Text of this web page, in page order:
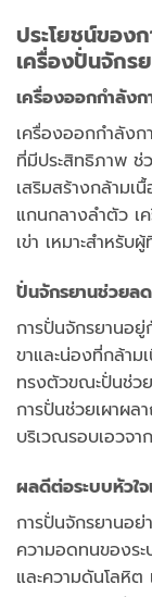
ประโยชน์ของ
เครื่องปั่นจักร
เครื่องออกกำลังก
เครื่องออกกำลังก
ที่มีประสิทธิภาพ
เสริมสร้างกล้ามเ
แกนกลางลำตัว เ
เข่า เหมาะสำหรั
ปั่นจักรยานช่วยล
การปั่นจักรยานอยู่
ขาและน่องที่กล้า
ทรงตัวขณะปั่นช่ว
การปั่นช่วยเผาผล
บริเวณรอบเอวจา
ผลดีต่อระบบหัวใ
การปั่นจักรยานอย่
ความอดทนของระ
และความดันโลหิต